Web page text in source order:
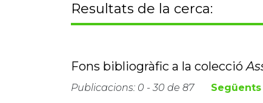
Resultats de la cerca:
Fons bibliogràfic a la colecció
Publicacions: 0 - 30 de 87 Següents